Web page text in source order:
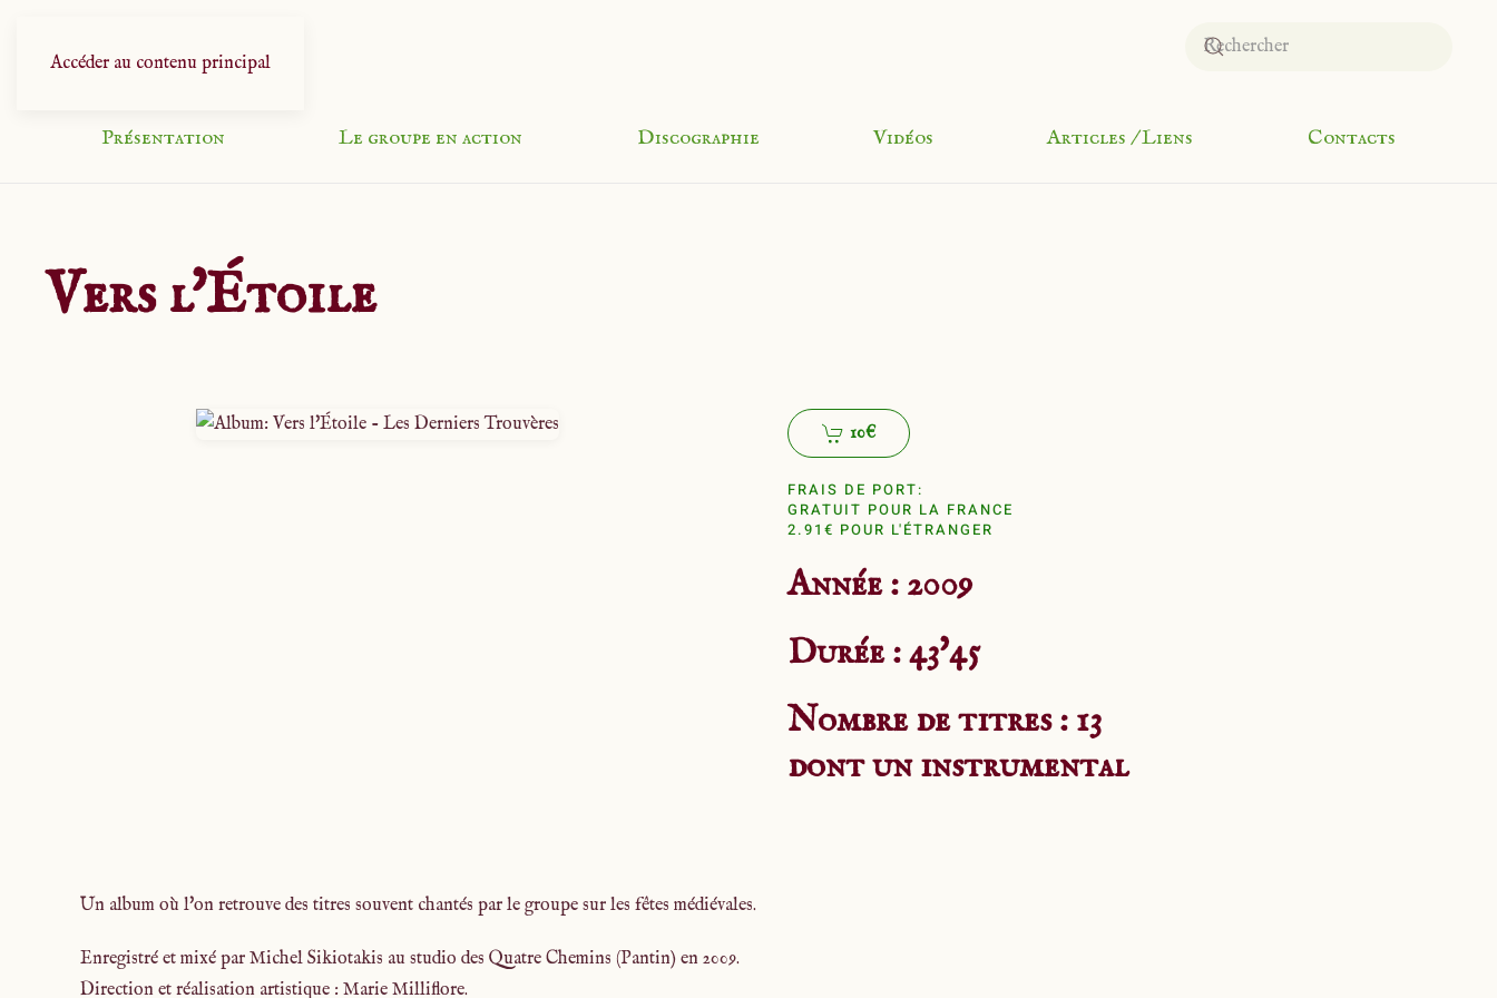
Accéder au contenu principal
Présentation Le groupe en action Discographie Vidéos Articles / Liens Contacts
Vers l'Étoile
10€
FRAIS DE PORT:
GRATUIT POUR LA FRANCE
2.91€ POUR L'ÉTRANGER
Année : 2009
Durée : 43'45
Nombre de titres : 13
dont un instrumental
Un album où l'on retrouve des titres souvent chantés par le groupe sur les fêtes médiévales.
Enregistré et mixé par Michel Sikiotakis au studio des Quatre Chemins (Pantin) en 2009.
Direction et réalisation artistique : Marie Milliflore.